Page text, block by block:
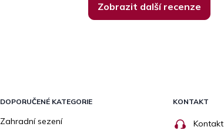
Zobrazit další recenze
DOPORUČENÉ KATEGORIE
Zahradní sezení
KONTAKT
Kontakt